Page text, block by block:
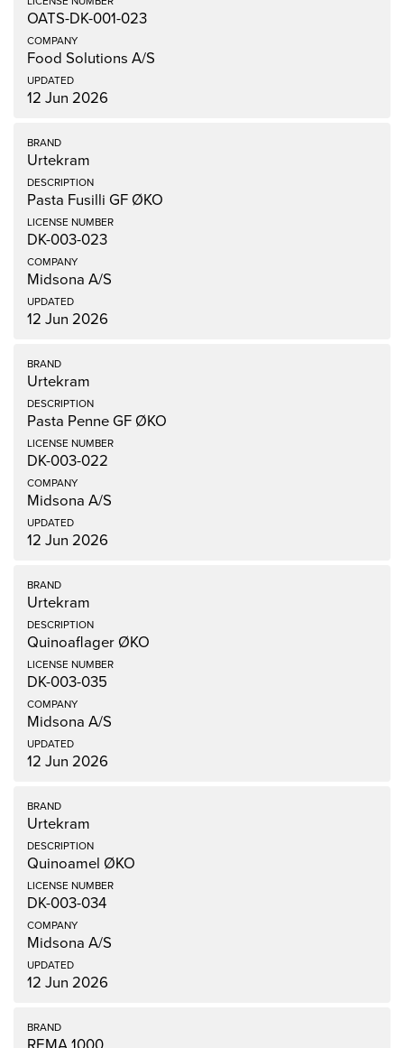
OATS-DK-001-023
Food Solutions A/S
12 Jun 2026
Urtekram
Pasta Fusilli GF ØKO
DK-003-023
Midsona A/S
12 Jun 2026
Urtekram
Pasta Penne GF ØKO
DK-003-022
Midsona A/S
12 Jun 2026
Urtekram
Quinoaflager ØKO
DK-003-035
Midsona A/S
12 Jun 2026
Urtekram
Quinoamel ØKO
DK-003-034
Midsona A/S
12 Jun 2026